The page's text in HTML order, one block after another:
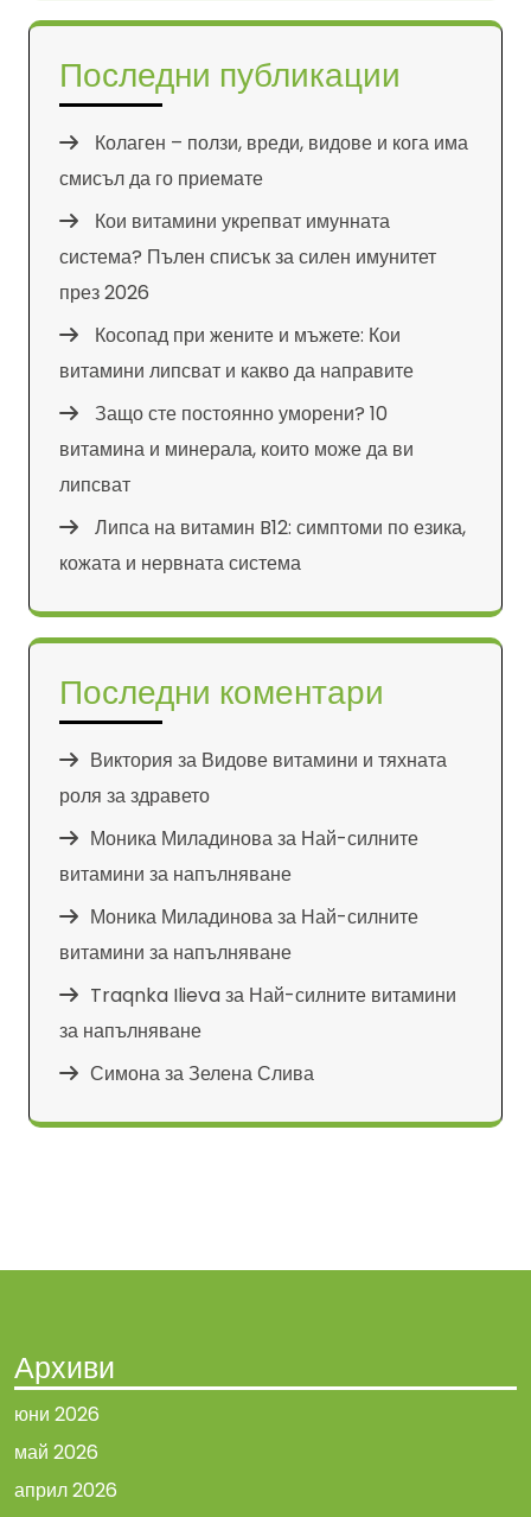
Последни публикации
Колаген – ползи, вреди, видове и кога има
смисъл да го приемате
Кои витамини укрепват имунната
система? Пълен списък за силен имунитет
през 2026
Косопад при жените и мъжете: Кои
витамини липсват и какво да направите
Защо сте постоянно уморени? 10
витамина и минерала, които може да ви
липсват
Липса на витамин B12: симптоми по езика,
кожата и нервната система
Последни коментари
Виктория за Видове витамини и тяхната
роля за здравето
Моника Миладиноваза Най-силните
витамини за напълняване
Моника Миладиноваза Най-силните
витамини за напълняване
Traqnka Ilievaза Най-силните витамини
за напълняване
СимоназаЗелена Слива
Архиви
юни 2026
май 2026
април 2026